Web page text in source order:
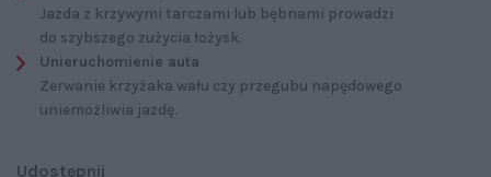
Jazda z krzywymi tarczami lub bębnami prowadzi
do szybszego zużycia łożysk.
Unieruchomienie auta
Zerwanie krzyżaka wału czy przegubu napędowego
uniemożliwia jazdę.
Udostępnij